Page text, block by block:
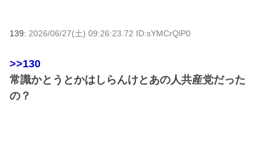
139: 2026/06/27(土) 09:26:23.72 ID:sYMCrQlP0
>>130
常識かとうとかはしらんけとあの人共産党だった
の？